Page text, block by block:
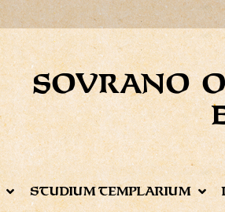
SOVRANO
STUDIUM TEMPLARIUM